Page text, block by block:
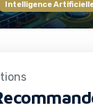
Intelligence